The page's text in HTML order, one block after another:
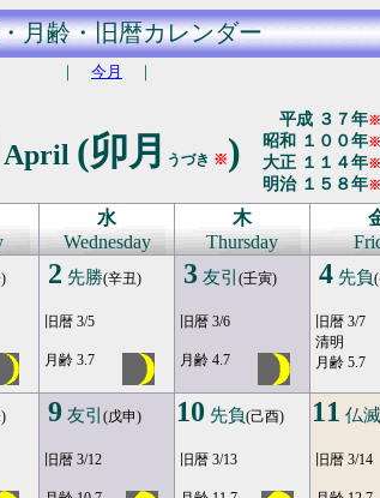
月齢・旧暦カレンダー
｜ 今月 ｜
April (卯月 うづき ※)
平成 ３７年※
昭和 １００年※
大正 １１４年※
明治 １５８年※
水
Wednesday
木
Thursday
2 先勝(辛丑)
旧暦 3/5
月齢 3.7
3 友引 (壬寅)
旧暦 3/6
月齢 4.7
4 先負
旧暦 3/7
清明
月齢 5.7
9 友引 (戊申)
旧暦 3/12
10 先負(己酉)
旧暦 3/13
11 仏滅
旧暦 3/14